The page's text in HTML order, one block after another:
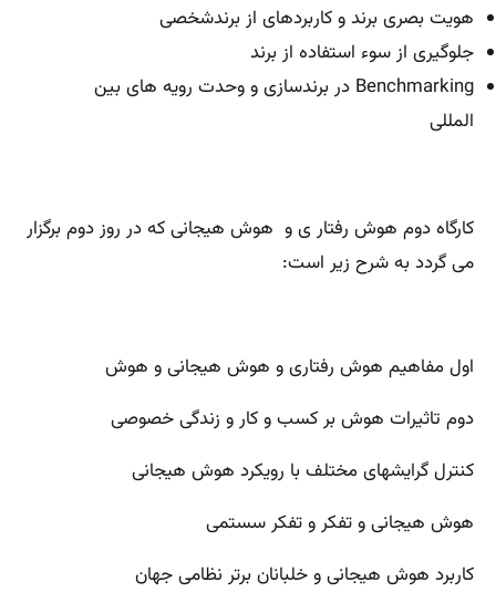
هویت بصری برند و کاربردهای از برندشخصی
جلوگیری از سوء استفاده از برند
Benchmarking در برندسازی و وحدت رویه های بین
المللی
کارگاه دوم هوش رفتار ی و هوش هیجانی که در روز دوم برگزار
می گردد به شرح زیر است:
اول مفاهیم هوش رفتاری و هوش هیجانی و هوش
دوم تاثیرات هوش بر کسب و کار و زندگی خصوصی
کنترل گرایشهای مختلف با رویکرد هوش هیجانی
هوش هیجانی و تفکر و تفکر سستمی
کاربرد هوش هیجانی و خلبانان برتر نظامی جهان